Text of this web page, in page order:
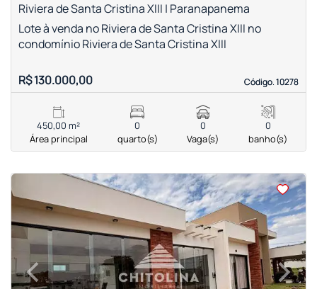
Riviera de Santa Cristina XIII | Paranapanema
Código. 10278
Código. 10278
Lote à venda no Riviera de Santa Cristina XIII no
condomínio Riviera de Santa Cristina XIII
R$ 130.000,00
450,00 m²
Área principal
0
quarto(s)
0
Vaga(s)
0
banho(s)
<
‹Previous ›
Next